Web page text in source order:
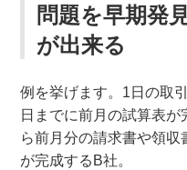
問題を早期発
が出来る
例を挙げます。1日の取
日までに前月の試算表
ら前月分の請求書や領
が完成するB社。